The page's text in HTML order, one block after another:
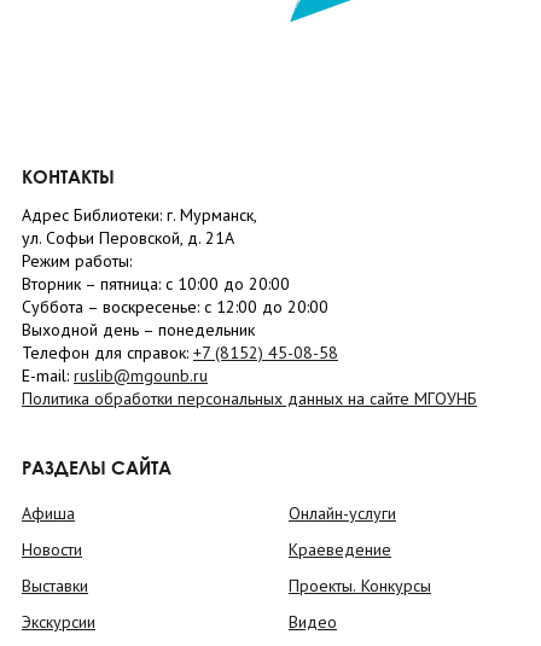
КОНТАКТЫ
Адрес Библиотеки: г. Мурманск,
ул. Софьи Перовской, д. 21А
Режим работы:
Вторник – пятница: с 10:00 до 20:00
Суббота – воскресенье: c 12:00 до 20:00
Выходной день – понедельник
Телефон для справок: +7 (8152) 45-08-58
E-mail: ruslib@mgounb.ru
Политика обработки персональных данных на сайте МГОУНБ
РАЗДЕЛЫ САЙТА
Афиша
Новости
Выставки
Экскурсии
Онлайн-услуги
Краеведение
Проекты. Конкурсы
Видео